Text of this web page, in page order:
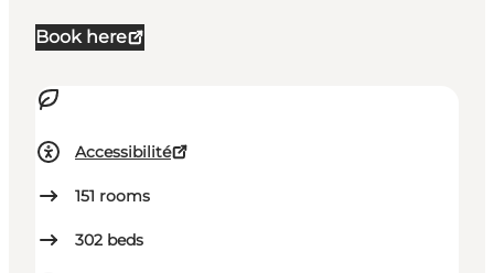
Book here
Accessibilité
151 rooms
302 beds